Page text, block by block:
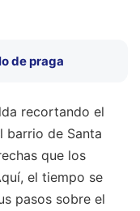
de praga
recortando el
barrio de Santa
que los
el tiempo se
pasos sobre el